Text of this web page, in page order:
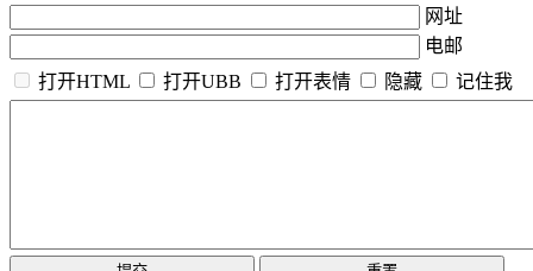
网址
电邮
打开HTML
打开UBB 打开表情 隐藏 记住我